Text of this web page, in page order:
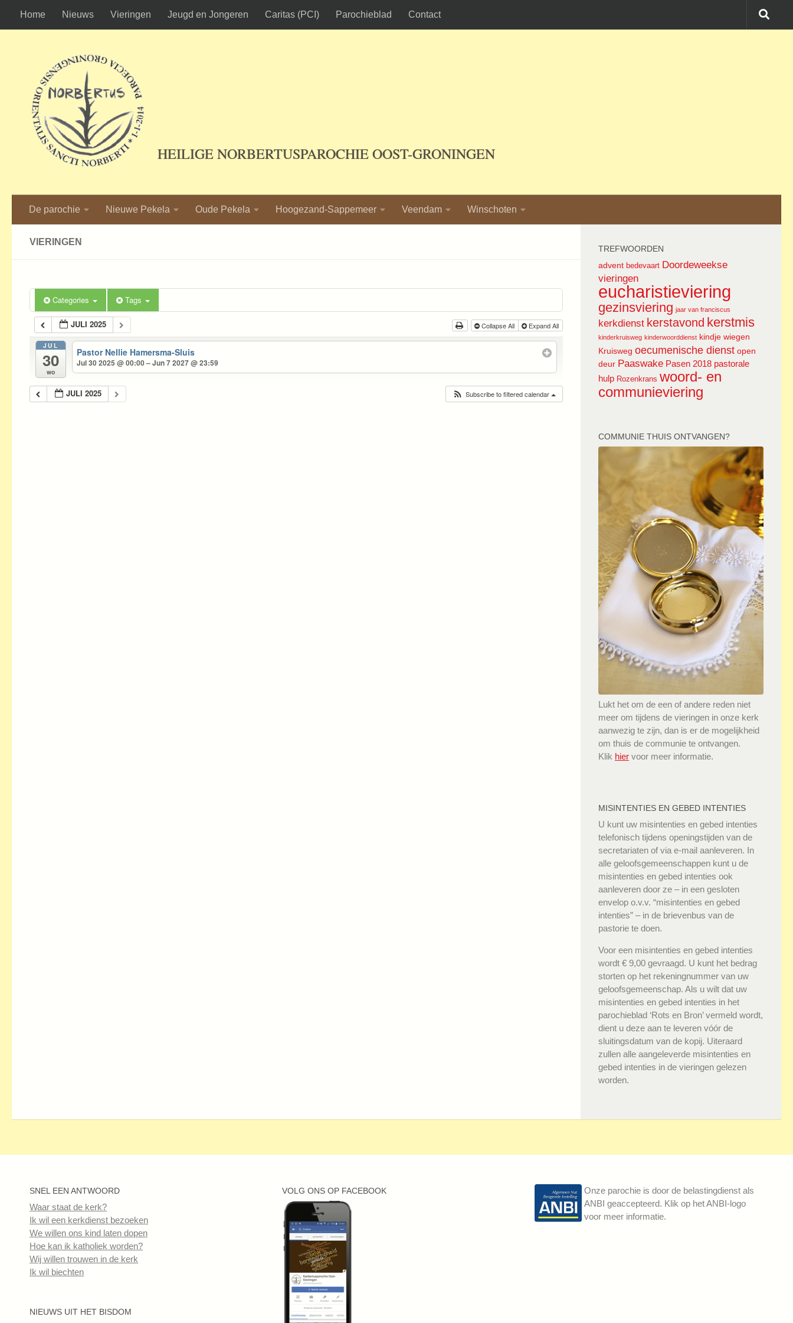
Ga naar de inhoud
Home Nieuws Vieringen Jeugd en Jongeren Caritas (PCI) Parochieblad Contact
HEILIGE NORBERTUSPAROCHIE OOST-GRONINGEN
De parochie Nieuwe Pekela Oude Pekela Hoogezand-Sappemeer Veendam Winschoten
VIERINGEN
Categories Tags
JULI 2025 Collapse All Expand All
JUL
30
wo
Pastor Nellie Hamersma-Sluis
Jul 30 2025 @ 00:00 – Jun 7 2027 @ 23:59
JULI 2025 Subscribe to filtered calendar
TREFWOORDEN
advent bedevaart Doordeweekse
vieringen
eucharistieviering
gezinsviering jaar van franciscus
kerkdienst kerstavond kerstmis
kinderkruisweg kinderwoorddienst kindje wiegen
Kruisweg oecumenische dienst open
deur Paaswake Pasen 2018 pastorale
hulp Rozenkrans woord- en
communieviering
COMMUNIE THUIS ONTVANGEN?
Lukt het om de een of andere reden niet
meer om tijdens de vieringen in onze kerk
aanwezig te zijn, dan is er de mogelijkheid
om thuis de communie te ontvangen.
Klik hier voor meer informatie.
MISINTENTIES EN GEBED INTENTIES
U kunt uw misintenties en gebed intenties
telefonisch tijdens openingstijden van de
secretariaten of via e-mail aanleveren. In
alle geloofsgemeenschappen kunt u de
misintenties en gebed intenties ook
aanleveren door ze – in een gesloten
envelop o.v.v. “misintenties en gebed
intenties” – in de brievenbus van de
pastorie te doen.
Voor een misintenties en gebed intenties
wordt € 9,00 gevraagd. U kunt het bedrag
storten op het rekeningnummer van uw
geloofsgemeenschap. Als u wilt dat uw
misintenties en gebed intenties in het
parochieblad ‘Rots en Bron’ vermeld wordt,
dient u deze aan te leveren vóór de
sluitingsdatum van de kopij. Uiteraard
zullen alle aangeleverde misintenties en
gebed intenties in de vieringen gelezen
worden.
SNEL EEN ANTWOORD
Waar staat de kerk?
Ik wil een kerkdienst bezoeken
We willen ons kind laten dopen
Hoe kan ik katholiek worden?
Wij willen trouwen in de kerk
Ik wil biechten
NIEUWS UIT HET BISDOM
VOLG ONS OP FACEBOOK
Onze parochie is door de belastingdienst als
ANBI geaccepteerd. Klik op het ANBI-logo
voor meer informatie.